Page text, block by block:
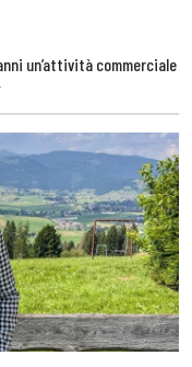
un’attività commerciale